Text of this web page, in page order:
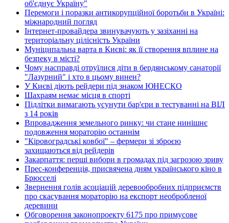
об'єднує Україну"
Перемоги і поразки антикорупційної боротьби в Україні:
міжнародний погляд
Інтернет-провайдера звинувачують у зазіханні на
територіальну цілісність України
Муніципальна варта в Києві: як її створення вплине на
безпеку в місті?
Чому насправді отруїлися діти в бердянському санаторії
"Лазурний" і хто в цьому винен?
У Києві діють рейдери під знаком ЮНЕСКО
Шахраям немає місця в спорті
Підлітки вимагають усунути бар'єри в тестуванні на ВІЛ
з 14 років
Впровадження земельного ринку: чи стане нинішнє
подовження мораторію останнім
"Кіровоградські ковбої" – фермери зі зброєю
захищаються від рейдерів
Закарпаття: перші вибори в громадах під загрозою зриву
Прес-конференція, присвячена дням українського кіно в
Брюсселі
Звернення голів асоціацій деревообробних підприємств
про скасування мораторію на експорт необробленої
деревини
Обговорення законопроекту 6175 про примусове